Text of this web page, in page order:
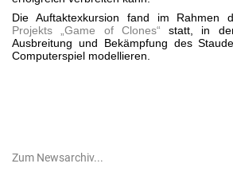
Die Auftaktexkursion fand im Rahmen
Projekts „Game of Clones“ statt, in
Ausbreitung und Bekämpfung des
Computerspiel modellieren.
Zum Newsarchiv...